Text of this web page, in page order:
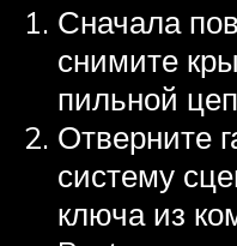
Сначала
снимите
пильной
Отверните
систему
ключа из